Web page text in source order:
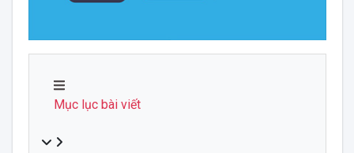
Mục lục bài viết